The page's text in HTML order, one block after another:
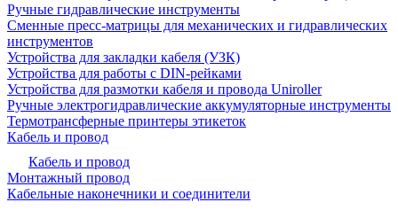
Ручные гидравлические инструменты
Сменные пресс-матрицы для механических и гидравлических
инструментов
Устройства для закладки кабеля (УЗК)
Устройства для работы с DIN-рейками
Устройства для размотки кабеля и провода Uniroller
Ручные электрогидравлические аккумуляторные инструменты
Термотрансферные принтеры этикеток
Кабель и провод
Кабель и провод
Монтажный провод
Кабельные наконечники и соединители